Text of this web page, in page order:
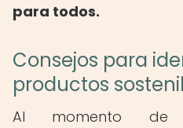
para todos.
Consejos para
productos
Al momento de